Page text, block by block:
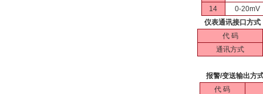
14
0-20mV
仪表通讯接口方式
代 码
通讯方式
报警/变送输出方
代 码